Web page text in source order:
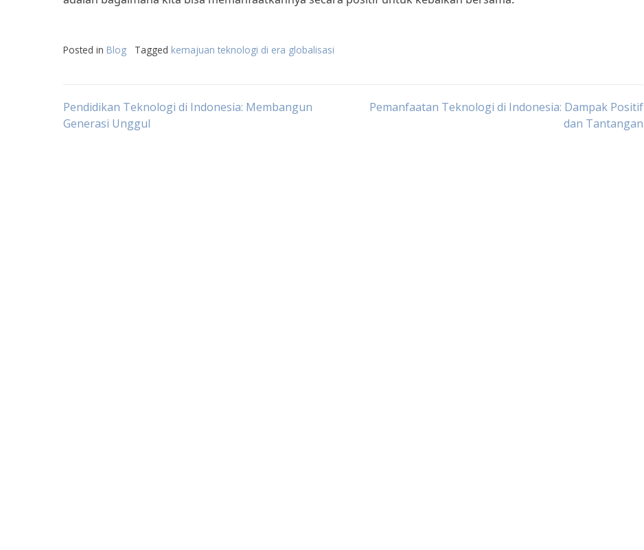
Posted in Blog Tagged kemajuan teknologi di era globalisasi
Post
Pendidikan Teknologi di Indonesia: Membangun
Generasi Unggul
Pemanfaatan Teknologi di Indonesia: Dampak Positif
dan Tantangan